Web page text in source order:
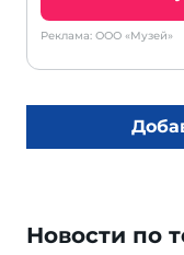
Реклама: ООО «Музей»
Новости по